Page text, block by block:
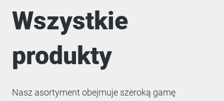
Wszystkie
produkty
Nasz asortyment obejmuje szeroką gamę